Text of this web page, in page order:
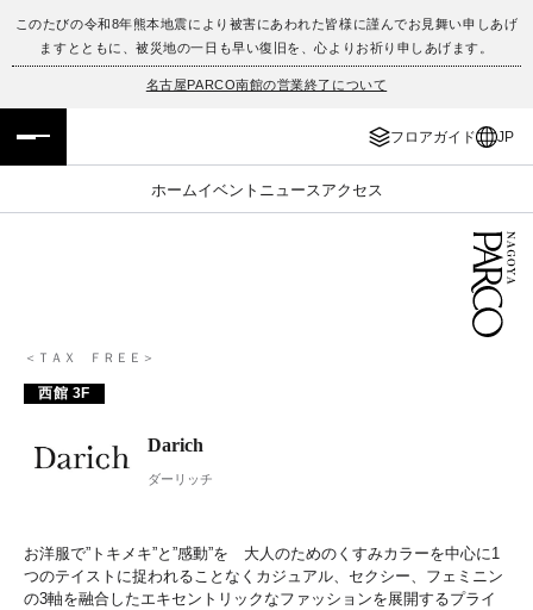
このたびの令和8年熊本地震により被害にあわれた皆様に謹んでお見舞い申しあげ
ますとともに、被災地の一日も早い復旧を、心よりお祈り申しあげます。
名古屋PARCO南館の営業終了について
フロアガイド JP
ホームイベント ニュース アクセス
フロアガイド
イベント・ポップアップ
TAX FREE
PARCOメンバーズ
ENGLISH
日本語
＜ＴＡＸ ＦＲＥＥ＞
西館 3F
Darich
ダーリッチ
お洋服で”トキメキ”と”感動”を 大人のためのくすみカラーを中心に1
つのテイストに捉われることなくカジュアル、セクシー、フェミニン
の3軸を融合したエキセントリックなファッションを展開するプライ